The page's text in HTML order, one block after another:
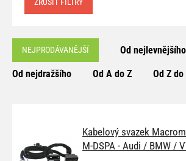
NEJPRODÁVANĚJŠÍ Od nejlevnějšího
Od nejdražšího Od A do Z Od Z do
Kabelový svazek
M-DSPA - Audi / BMW /